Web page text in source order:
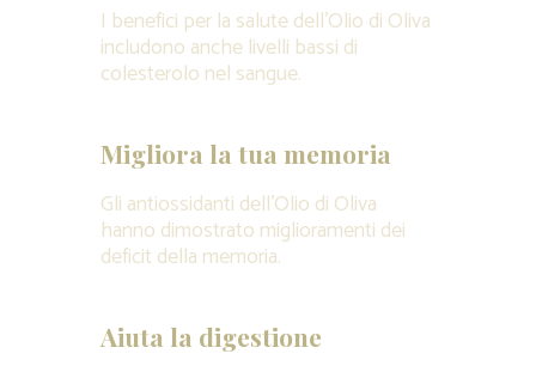
I benefici per la salute dell’Olio di Oliva
includono anche livelli bassi di
colesterolo nel sangue.
Migliora la tua memoria
Gli antiossidanti dell’Olio di Oliva
hanno dimostrato miglioramenti dei
deficit della memoria.
Aiuta la digestione